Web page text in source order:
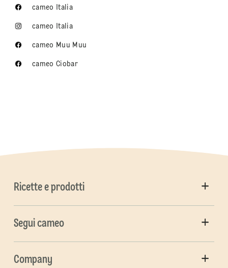
cameo Italia
cameo Italia
cameo Muu Muu
cameo Ciobar
Ricette e prodotti
Segui cameo
Company